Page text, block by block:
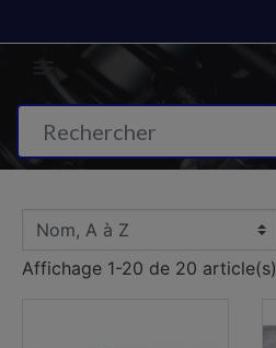
Affichage 1-20 de 20 article(s)